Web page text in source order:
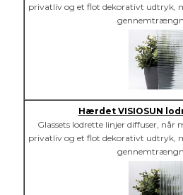
privatliv og et flot dekorativt udtryk,
Hærdet VISIOSUN
Glassets lodrette linjer diffuser, når
privatliv og et flot dekorativt udtryk,